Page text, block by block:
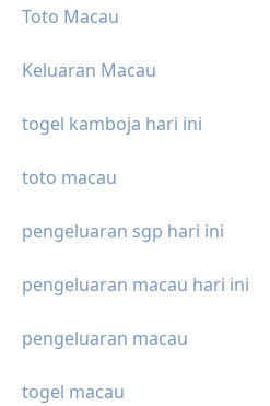
Toto Macau
Keluaran Macau
togel kamboja hari ini
toto macau
pengeluaran sgp hari ini
pengeluaran macau hari ini
pengeluaran macau
togel macau